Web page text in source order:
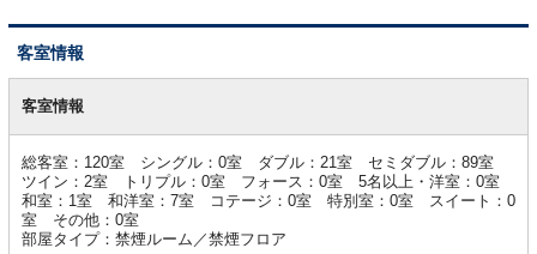
客室情報
室客室情報
総客室：120室 シングル：0室 ダブル：21室 セミダブル：89室
ツイン：2室 トリプル：0室 フォース：0室 5名以上・洋室：0室
和室：1室 和洋室：7室 コテージ：0室 特別室：0室 スイート：0
室 その他：0室
部屋タイプ：禁煙ルーム／禁煙フロア